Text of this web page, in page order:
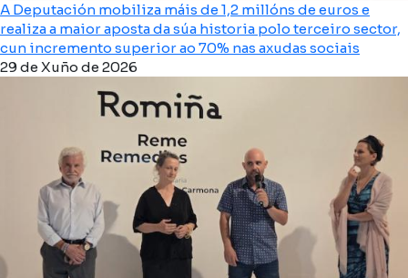
A Deputación mobiliza máis de 1,2 millóns de euros e
realiza a maior aposta da súa historia polo terceiro sector,
cun incremento superior ao 70% nas axudas sociais
29 de Xuño de 2026